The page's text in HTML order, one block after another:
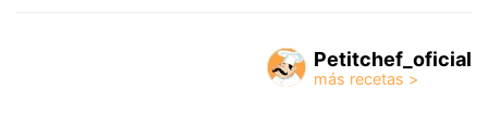
Petitchef_oficial